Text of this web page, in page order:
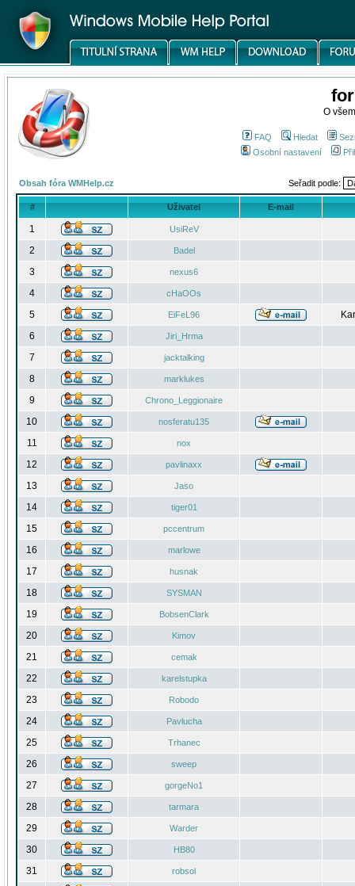
O
FAQ Hledat
Osobní nastavení
Obsah fóra WMHelp.cz Seřadit podle:
# Uživatel E-mail
1 UsiReV
2 Badel
3 nexus6
4 cHaOOs
5 EiFeL96
6
Jiri_Hrma
7 jacktalking
8 marklukes
9 Chrono_Leggionaire
10 nosferatu135
11 nox
12 pavlinaxx
13 Jaso
14 tiger01
15 pccentrum
16 marlowe
17 husnak
18 SYSMAN
19 BobsenClark
20 Kimov
21 cemak
22 karelstupka
23 Robodo
24 Pavlucha
25 Trhanec
26 sweep
27 gorgeNo1
28 tarmara
29 Warder
30 HB80
31 robsol